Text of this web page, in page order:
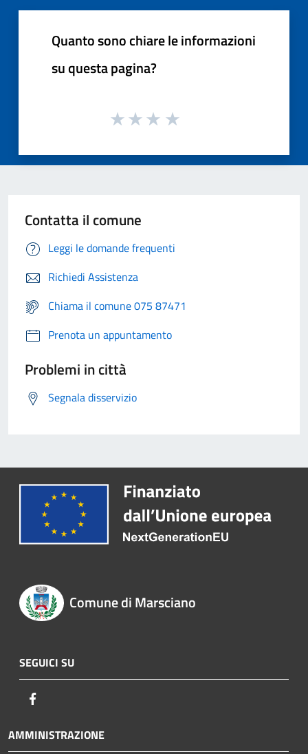
Quanto sono chiare le informazioni
su questa pagina?
Contatta il comune
Leggi le domande frequenti
Richiedi Assistenza
Chiama il comune 075 87471
Prenota un appuntamento
Problemi in città
Segnala disservizio
Comune di Marsciano
SEGUICI SU
AMMINISTRAZIONE